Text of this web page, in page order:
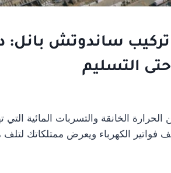
ساندوتش بانل:
التسليم
الخانقة والتسربات المائية
فواتير الكهرباء ويعرض ممتلكاتك